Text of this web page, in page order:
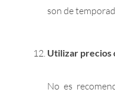
son de
Utilizar precios
No es